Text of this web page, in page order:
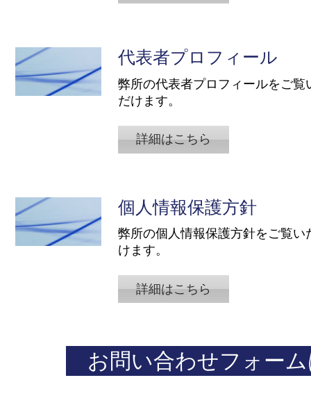
代表者プロフィール
弊所の代表者プロフィールをご覧
だけます。
詳細はこちら
個人情報保護方針
弊所の個人情報保護方針をご覧い
けます。
詳細はこちら
お問い合わせフォー